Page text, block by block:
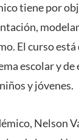
tiene por
El curso
escolar y
y jóvenes.
Nelson